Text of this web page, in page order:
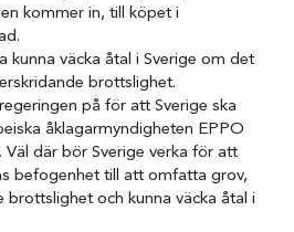
kommer in, till köpet i
kunna väcka åtal i Sverige om det
brottslighet.
på för att Sverige ska
åklagarmyndigheten EPPO
där bör Sverige verka för att
befogenhet till att omfatta grov,
brottslighet och kunna väcka åtal i